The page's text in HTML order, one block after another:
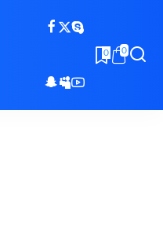
0 0